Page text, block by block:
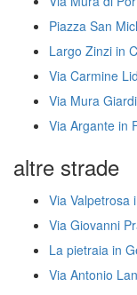
Piazza San
Largo Zinzi in
Via Carmine
Via Mura
Via Argante in
altre strade
Via Valpetrosa
Via Giovanni
La pietraia in
Via Antonio